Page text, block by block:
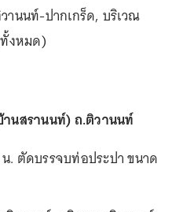
นนท์-ปากเกร็ด, บริเวณ
งหมด)
นสรานนท์) ถ.ติวานนท์
. ตัดบรรจบท่อประปา ขนาด